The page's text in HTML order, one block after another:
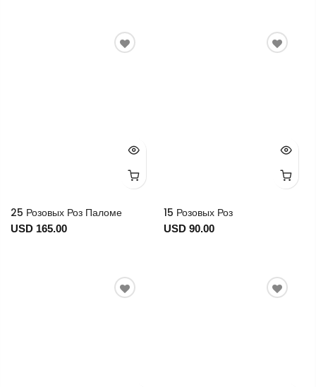
25 Розовых Роз Паломе
USD 165.00
15 Розовых Роз
USD 90.00